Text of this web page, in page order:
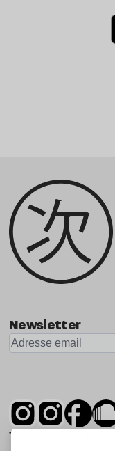
Newsletter
Tsugi est un